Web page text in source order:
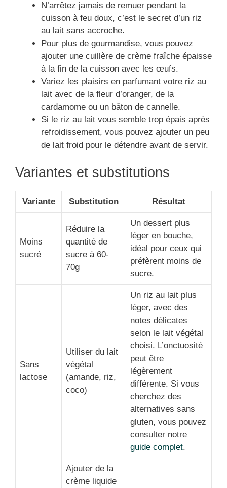
N’arrêtez jamais de remuer pendant la
cuisson à feu doux, c’est le secret d’un riz
au lait sans accroche.
Pour plus de gourmandise, vous pouvez
ajouter une cuillère de crème fraîche épaisse
à la fin de la cuisson avec les œufs.
Variez les plaisirs en parfumant votre riz au
lait avec de la fleur d’oranger, de la
cardamome ou un bâton de cannelle.
Si le riz au lait vous semble trop épais après
refroidissement, vous pouvez ajouter un peu
de lait froid pour le détendre avant de servir.
Variantes et substitutions
Variante Substitution Résultat
Moins
sucré
Réduire la
quantité de
sucre à 60-
70g
Un dessert plus
léger en bouche,
idéal pour ceux qui
préfèrent moins de
sucre.
Sans
lactose
Utiliser du lait
végétal
(amande, riz,
coco)
Un riz au lait plus
léger, avec des
notes délicates
selon le lait végétal
choisi. L’onctuosité
peut être
légèrement
différente. Si vous
cherchez des
alternatives sans
gluten, vous pouvez
consulter notre
guide complet.
Ajouter de la
crème liquide